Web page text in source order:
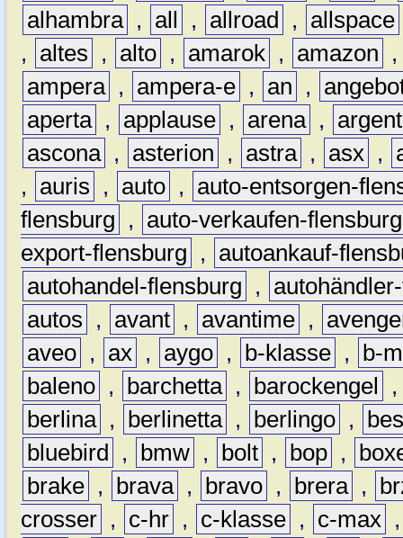
alhambra , all , allroad , allspace
,
altes , alto , amarok , amazon
ampera , ampera-e , an ,
aperta , applause , arena ,
ascona , asterion , astra , asx ,
,
auris , auto ,
auto-entsorgen-
flensburg
,
auto-verkaufen-flensburg
export-flensburg
,
autoankauf-
autohandel-flensburg
,
autos
, avant , avantime ,
aveo , ax , aygo , b-klasse ,
b-
baleno , barchetta , barockengel
berlina , berlinetta , berlingo ,
bluebird
, bmw , bolt , bop ,
brake , brava , bravo , brera ,
crosser , c-hr , c-klasse , c-max